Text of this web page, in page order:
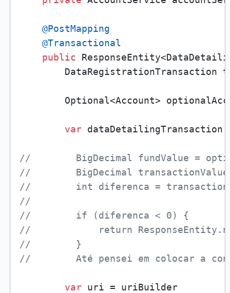
@PostMapping
@Transactional
public
DataRegistrationTransaction
Optional<Account>
var dataDetailingTransaction
//        BigDecimal fundValue =
//        BigDecimal
//        int diferenca =
//
//        if (diferenca < 0) {
//            return
//        }
//        Até pensei em colocar a
var uri = uriBuilder